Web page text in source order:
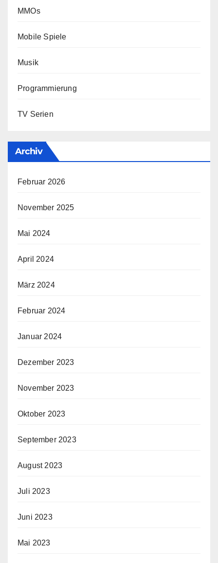
MMOs
Mobile Spiele
Musik
Programmierung
TV Serien
Archiv
Februar 2026
November 2025
Mai 2024
April 2024
März 2024
Februar 2024
Januar 2024
Dezember 2023
November 2023
Oktober 2023
September 2023
August 2023
Juli 2023
Juni 2023
Mai 2023